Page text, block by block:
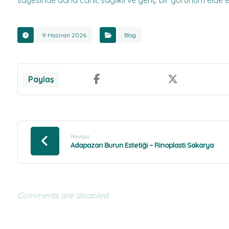
9 Haziran 2026 Blog
Previous
Adapazarı Burun Estetiği – Rinoplasti Sakarya
Comments are disabled.